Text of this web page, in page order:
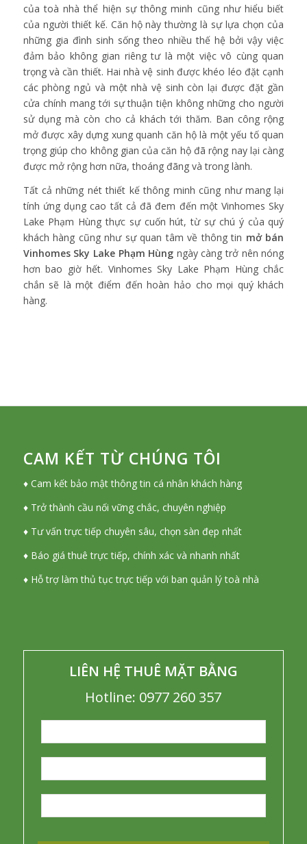
của toà nhà thể hiện sự thông minh cũng như hiểu biết
của người thiết kế. Căn hộ này thường là sự lựa chọn của
những gia đình sinh sống theo nhiều thế hệ bởi vậy việc
đảm bảo không gian riêng tư là một việc vô cùng quan
trọng và cần thiết. Hai nhà vệ sinh được khéo léo đặt cạnh
các phòng ngủ và một nhà vệ sinh còn lại được đặt gần
cửa chính mang tới sự thuận tiện không những cho người
sử dụng mà còn cho cả khách tới thăm. Ban công rộng
mở được xây dựng xung quanh căn hộ là một yếu tố quan
trọng giúp cho không gian của căn hộ đã rộng nay lại càng
được mở rộng hơn nữa, thoáng đãng và trong lành.
Tất cả những nét thiết kế thông minh cũng như mang lại
tính ứng dụng cao tất cả đã đem đến một Vinhomes Sky
Lake Phạm Hùng thực sự cuốn hút, từ sự chú ý của quý
khách hàng cũng như sự quan tâm về thông tin mở bán
Vinhomes Sky Lake Phạm Hùng ngày càng trở nên nóng
hơn bao giờ hết. Vinhomes Sky Lake Phạm Hùng chắc
chắn sẽ là một điểm đến hoàn hảo cho mọi quý khách
hàng.
CAM KẾT TỪ CHÚNG TÔI
♦ Cam kết bảo mật thông tin cá nhân khách hàng
♦ Trở thành cầu nối vững chắc, chuyên nghiệp
♦ Tư vấn trực tiếp chuyên sâu, chọn sàn đẹp nhất
♦ Báo giá thuê trực tiếp, chính xác và nhanh nhất
♦ Hỗ trợ làm thủ tục trực tiếp với ban quản lý toà nhà
LIÊN HỆ THUÊ MẶT BẰNG
Hotline: 0977 260 357